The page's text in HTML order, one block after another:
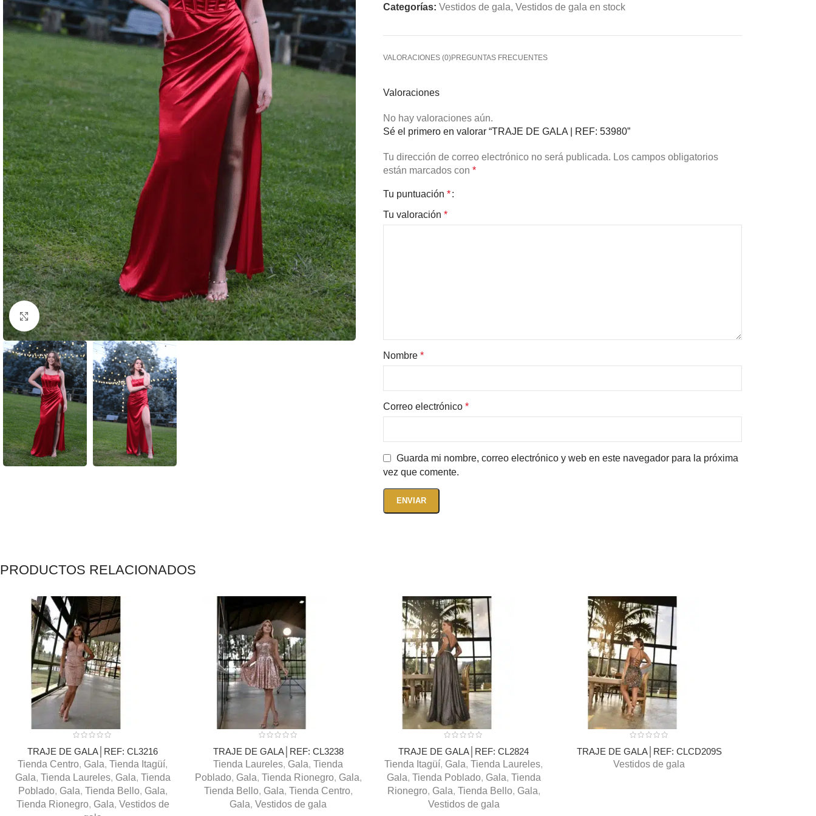
Clic para ampliar
Categorías: Vestidos de gala, Vestidos de gala en stock
VALORACIONES (0)PREGUNTAS FRECUENTES
Valoraciones
No hay valoraciones aún.
Sé el primero en valorar “TRAJE DE GALA | REF: 53980”
Tu dirección de correo electrónico no será publicada. Los campos obligatorios
están marcados con *
Tu puntuación *
Tu valoración *
Nombre *
Correo electrónico *
Guarda mi nombre, correo electrónico y web en este navegador para la próxima
vez que comente.
PRODUCTOS RELACIONADOS
TRAJE DE GALA│REF: CL3216
Tienda Centro, Gala, Tienda Itagüí,
Gala, Tienda Laureles, Gala, Tienda
Poblado, Gala, Tienda Bello, Gala,
Tienda Rionegro, Gala, Vestidos de
TRAJE DE GALA│REF: CL3238
Tienda Laureles, Gala, Tienda
Poblado, Gala, Tienda Rionegro, Gala,
Tienda Bello, Gala, Tienda Centro,
Gala, Vestidos de gala
TRAJE DE GALA│REF: CL2824
Tienda Itagüí, Gala, Tienda Laureles,
Gala, Tienda Poblado, Gala, Tienda
Rionegro, Gala, Tienda Bello, Gala,
Vestidos de gala
TRAJE DE GALA│REF: CLCD209S
Vestidos de gala